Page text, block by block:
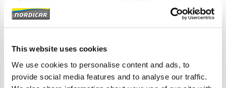
This website uses cookies
We use cookies to personalise content and ads, to
provide social media features and to analyse our traffic.
OE referentie
Gerelateerde artikelen